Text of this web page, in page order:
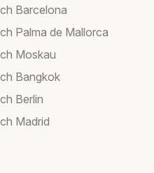
Barcelona
Palma de Mallorca
Moskau
Bangkok
Berlin
Madrid